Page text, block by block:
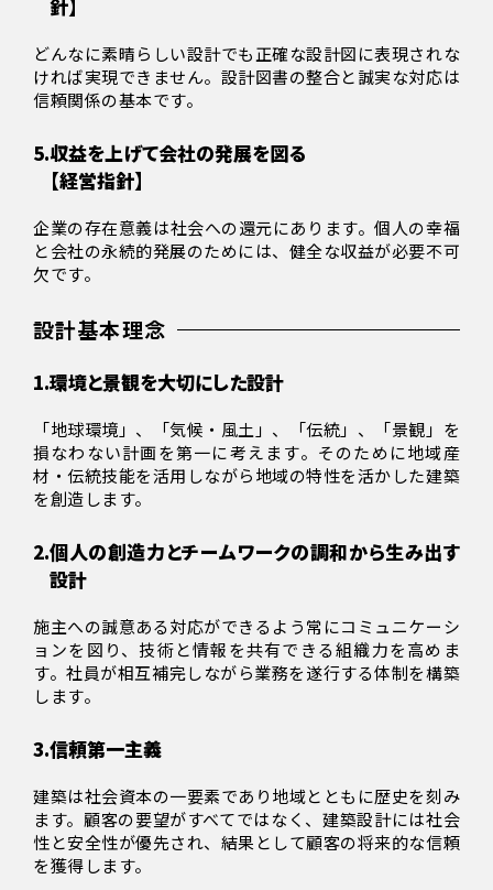
針】
どんなに素晴らしい設計でも正確な設計図に表現されな
ければ実現できません。設計図書の整合と誠実な対応は
信頼関係の基本です。
5.収益を上げて会社の発展を図る
【経営指針】
企業の存在意義は社会への還元にあります。個人の幸福
と会社の永続的発展のためには、健全な収益が必要不可
欠です。
設計基本理念
1.環境と景観を大切にした設計
「地球環境」、「気候・風土」、「伝統」、「景観」を
損なわない計画を第一に考えます。そのために地域産
材・伝統技能を活用しながら地域の特性を活かした建築
を創造します。
2.個人の創造力とチームワークの調和から生み出す
設計
施主への誠意ある対応ができるよう常にコミュニケーシ
ョンを図り、技術と情報を共有できる組織力を高めま
す。社員が相互補完しながら業務を遂行する体制を構築
します。
3.信頼第一主義
建築は社会資本の一要素であり地域とともに歴史を刻み
ます。顧客の要望がすべてではなく、建築設計には社会
性と安全性が優先され、結果として顧客の将来的な信頼
を獲得します。